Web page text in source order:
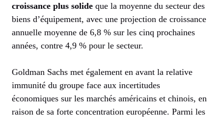
croissance plus solide que la moyenne du secteur des
biens d’équipement, avec une projection de croissance
annuelle moyenne de 6,8 % sur les cinq prochaines
années, contre 4,9 % pour le secteur.
Goldman Sachs met également en avant la relative
immunité du groupe face aux incertitudes
économiques sur les marchés américains et chinois, en
raison de sa forte concentration européenne. Parmi les